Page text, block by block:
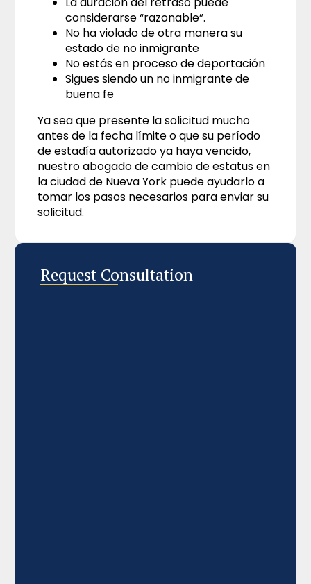
considerarse “razonable”.
No ha violado de otra manera su
estado de no inmigrante
No estás en proceso de deportación
Sigues siendo un no inmigrante de
buena fe
Ya sea que presente la solicitud mucho
antes de la fecha límite o que su período
de estadía autorizado ya haya vencido,
nuestro abogado de cambio de estatus en
la ciudad de Nueva York puede ayudarlo a
tomar los pasos necesarios para enviar su
solicitud.
Request Consultation